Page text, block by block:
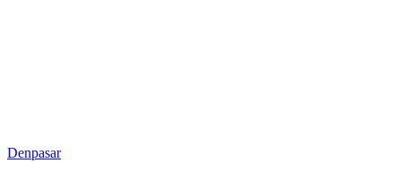
Denpasar